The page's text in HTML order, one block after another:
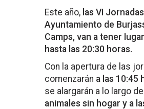
Este año, las VI
Ayuntamiento de
Camps, van a tener
hasta las 20:30 horas.
Con la apertura de las
comenzarán a las 10:45
se alargarán a lo largo
animales sin hogar y a